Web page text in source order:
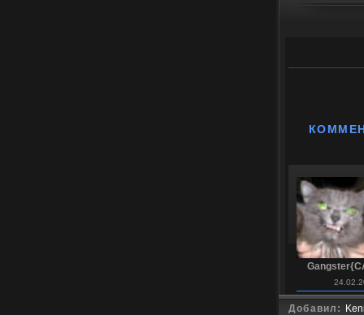
Добавил: